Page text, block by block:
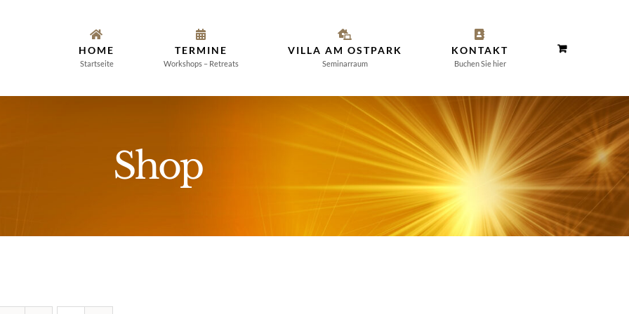
HOME
Startseite
TERMINE
Workshops – Retreats
VILLA AM OSTPARK
Seminarraum
KONTAKT
Buchen Sie hier
Shop